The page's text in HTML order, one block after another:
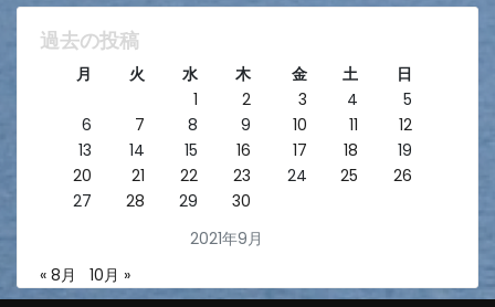
過去の投稿
2021年9月
月 火 水 木 金 土
日
1
2 3 4
5
6
7 8 9 10 11
12
13
14 15 16 17 18
19
20
21 22 23 24 25
26
27
28 29 30
« 8月 10月 »